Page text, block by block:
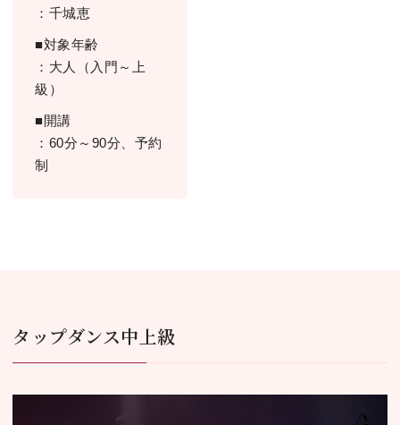
：千城恵
■対象年齢
：大人（入門～上
級）
■開講
：60分～90分、予約
制
タップダンス中上級